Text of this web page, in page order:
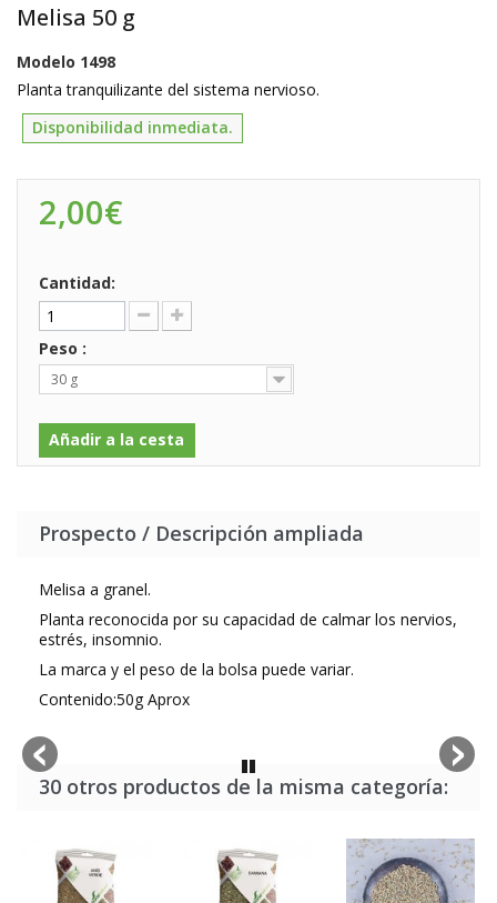
Melisa 50 g
Modelo 1498
Planta tranquilizante del sistema nervioso.
Disponibilidad inmediata.
2,00€
Cantidad:
Peso :
30 g
Añadir a la cesta
Prospecto / Descripción ampliada
Melisa a granel.
Planta reconocida por su capacidad de calmar los nervios,
estrés, insomnio.
La marca y el peso de la bolsa puede variar.
Contenido:50g Aprox
30 otros productos de la misma categoría: